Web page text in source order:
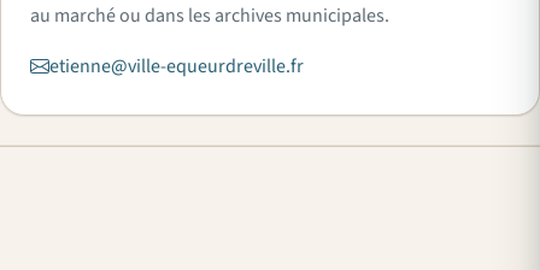
au marché ou dans les archives municipales.
etienne@ville-equeurdreville.fr